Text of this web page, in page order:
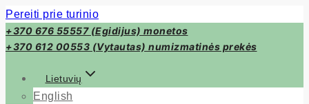
Pereiti prie turinio
+370 676 55557 (Egidijus) monetos
+370 612 00553 (Vytautas) numizmatinės prekės
Lietuvių
English